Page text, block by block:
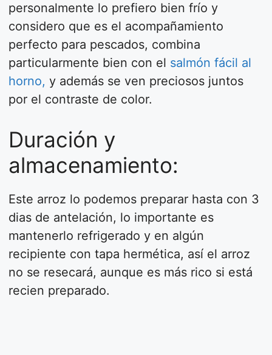
personalmente lo prefiero bien frío y
considero que es el acompañamiento
perfecto para pescados, combina
particularmente bien con el salmón fácil al
horno, y además se ven preciosos juntos
por el contraste de color.
Duración y
almacenamiento:
Este arroz lo podemos preparar hasta con 3
dias de antelación, lo importante es
mantenerlo refrigerado y en algún
recipiente con tapa hermética, así el arroz
no se resecará, aunque es más rico si está
recien preparado.